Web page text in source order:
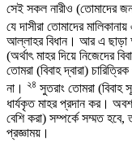
সেই সকল নারীও (তোমাদের
যে দাসীরা তোমাদের
আল্লাহর বিধান। আর এ ছাড়া
(অর্থাৎ মাহর দিয়ে নিজেদের
তোমরা (বিবাহ দ্বারা)
না। ২৪ সুতরাং তোমরা (বিবাহ
ধার্যকৃত মাহর প্রদান কর।
বেশি করা) সম্পর্কে সম্মত
প্রজ্ঞাময়।